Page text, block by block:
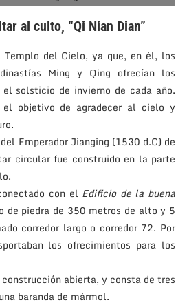
al culto, “Qi Nian Dian”
del Cielo, ya que, en él, los
Ming y Qing ofrecían los
solsticio de invierno de cada año.
el objetivo de agradecer al cielo y
Emperador Jianging (1530 d.C) de
circular fue construido en la parte
con el Edificio de la buena
de piedra de 350 metros de alto y 5
corredor largo o corredor 72. Por
los ofrecimientos para los
abierta, y consta de tres
baranda de mármol.